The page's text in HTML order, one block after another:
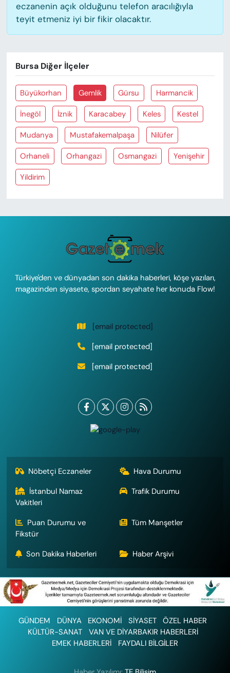
eczanenin açık olduğunu telefon aracılığıyla
teyit etmeniz iyi bir fikir olacaktır.
Bursa Diğer İlçeler
Büyükorhan Gemlik Gürsu Harmancik
İnegöl İznik Karacabey Keles Kestel
Mudanya Mustafakemalpaşa Nilüfer
Orhaneli Orhangazi Osmangazi Yenişehir
Yildirim
Türkiye'den ve dünyadan son dakika haberleri, köşe yazıları,
magazinden siyasete, spordan seyahate her konuda Flow!
[email protected]
[email protected]
[email protected]
Nöbetçi Eczaneler
Hava Durumu
İstanbul Namaz
Vakitleri
Trafik Durumu
Puan Durumu ve
Fikstür
Tüm Manşetler
Son Dakika Haberleri Haber Arşivi
GÜNDEM DÜNYA EKONOMİ SİYASET
ÖZEL HABER
KÜLTÜR-SANAT
VAN VE DİYARBAKIR HABERLERİ
EMEK HABERLERİ
FAYDALI BİLGİLER